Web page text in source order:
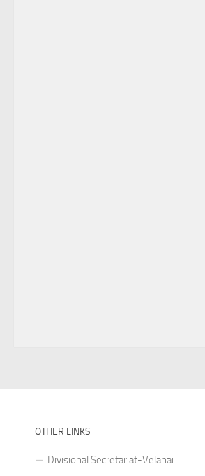
OTHER LINKS
Divisional Secretariat-Velanai